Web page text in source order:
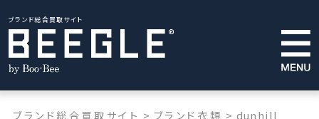
ブランド総合買取サイト
ブランド総合買取サイト > ブランド衣類 > dunhill